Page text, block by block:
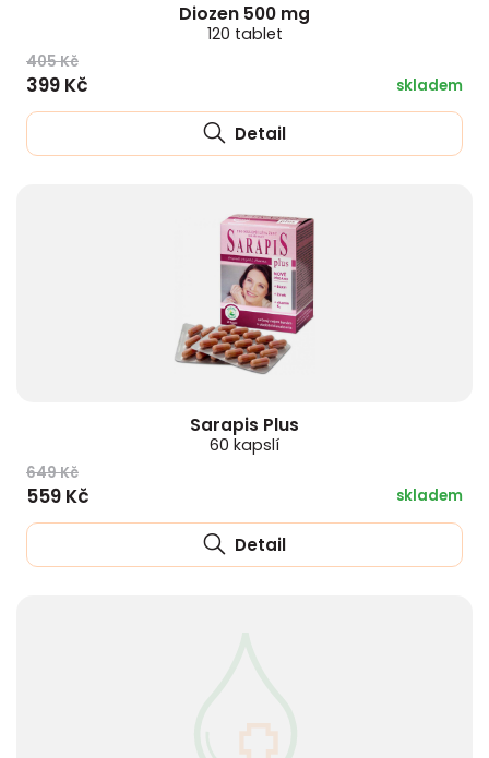
Diozen 500 mg
120 tablet
405 Kč
399 Kč skladem
Detail
Sarapis Plus
60 kapslí
649 Kč
559 Kč skladem
Detail